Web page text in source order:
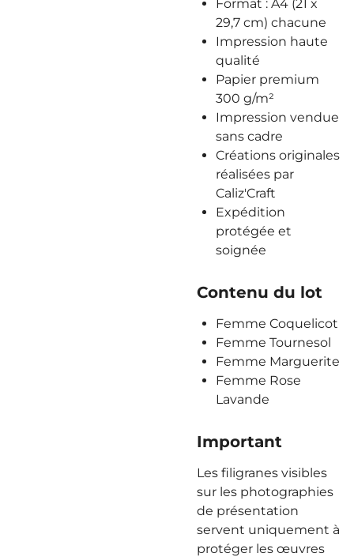
Format : A4 (21 x
29,7 cm) chacune
Impression haute
qualité
Papier premium
300 g/m²
Impression vendue
sans cadre
Créations originales
réalisées par
Caliz'Craft
Expédition
protégée et
soignée
Contenu du lot
Femme Coquelicot
Femme Tournesol
Femme Marguerite
Femme Rose
Lavande
Important
Les filigranes visibles
sur les photographies
de présentation
servent uniquement à
protéger les œuvres